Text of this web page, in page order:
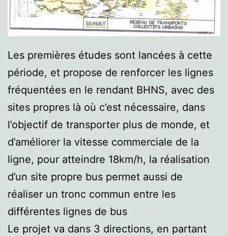
Les premières études sont lancées à cette
période, et propose de renforcer les lignes
fréquentées en le rendant BHNS, avec des
sites propres là où c’est nécessaire, dans
l’objectif de transporter plus de monde, et
d’améliorer la vitesse commerciale de la
ligne, pour atteindre 18km/h, la réalisation
d’un site propre bus permet aussi de
réaliser un tronc commun entre les
différentes lignes de bus
Le projet va dans 3 directions, en partant